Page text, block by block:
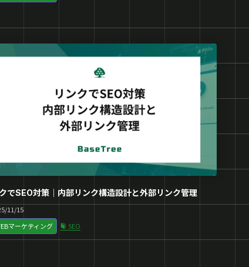
でSEO対策｜内部リンク構造設計と外部リンク管理
11/15
マーケティング
SEO